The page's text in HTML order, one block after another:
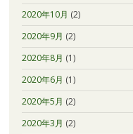
2020年10月 (2)
2020年9月 (2)
2020年8月 (1)
2020年6月 (1)
2020年5月 (2)
2020年3月 (2)